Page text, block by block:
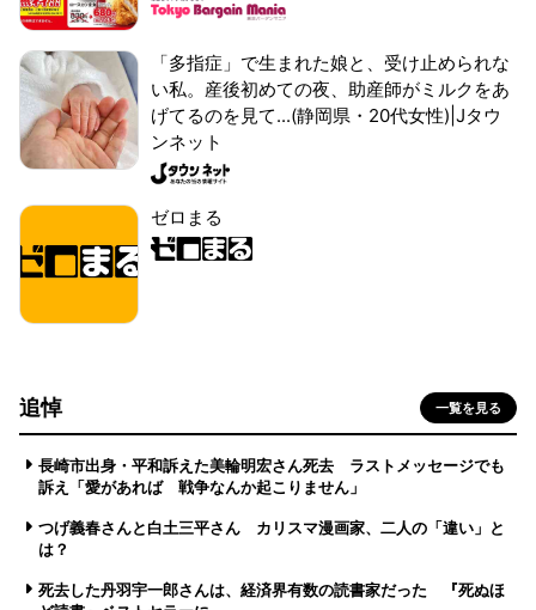
「多指症」で生まれた娘と、受け止められな
い私。産後初めての夜、助産師がミルクをあ
げてるのを見て...(静岡県・20代女性)|Jタウ
ンネット
ゼロまる
追悼 一覧を見る
長崎市出身・平和訴えた美輪明宏さん死去 ラストメッセージでも
訴え「愛があれば 戦争なんか起こりません」
つげ義春さんと白土三平さん カリスマ漫画家、二人の「違い」と
は？
死去した丹羽宇一郎さんは、経済界有数の読書家だった 『死ぬほ